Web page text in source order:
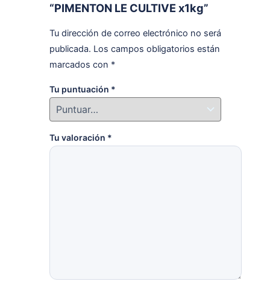
“PIMENTON LE CULTIVE x1kg”
Tu dirección de correo electrónico no será
publicada. Los campos obligatorios están
marcados con *
Tu puntuación *
Tu valoración *